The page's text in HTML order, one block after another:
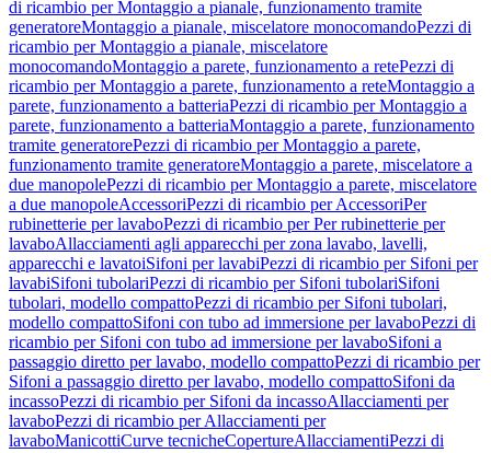
di ricambio per Montaggio a pianale, funzionamento tramite
generatoreMontaggio a pianale, miscelatore monocomandoPezzi di
ricambio per Montaggio a pianale, miscelatore
monocomandoMontaggio a parete, funzionamento a retePezzi di
ricambio per Montaggio a parete, funzionamento a reteMontaggio a
parete, funzionamento a batteriaPezzi di ricambio per Montaggio a
parete, funzionamento a batteriaMontaggio a parete, funzionamento
tramite generatorePezzi di ricambio per Montaggio a parete,
funzionamento tramite generatoreMontaggio a parete, miscelatore a
due manopolePezzi di ricambio per Montaggio a parete, miscelatore
a due manopoleAccessoriPezzi di ricambio per AccessoriPer
rubinetterie per lavaboPezzi di ricambio per Per rubinetterie per
lavaboAllacciamenti agli apparecchi per zona lavabo, lavelli,
apparecchi e lavatoiSifoni per lavabiPezzi di ricambio per Sifoni per
lavabiSifoni tubolariPezzi di ricambio per Sifoni tubolariSifoni
tubolari, modello compattoPezzi di ricambio per Sifoni tubolari,
modello compattoSifoni con tubo ad immersione per lavaboPezzi di
ricambio per Sifoni con tubo ad immersione per lavaboSifoni a
passaggio diretto per lavabo, modello compattoPezzi di ricambio per
Sifoni a passaggio diretto per lavabo, modello compattoSifoni da
incassoPezzi di ricambio per Sifoni da incassoAllacciamenti per
lavaboPezzi di ricambio per Allacciamenti per
lavaboManicottiCurve tecnicheCopertureAllacciamentiPezzi di